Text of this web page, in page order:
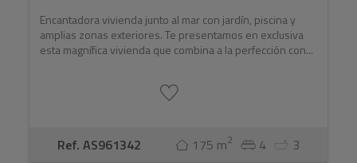
Encantadora vivienda junto al mar con jardín, piscina y
amplias zonas exteriores. Te presentamos en exclusiva
esta magnífica vivienda que combina a la perfección con...
Ref. AS961342 175 m2 4 3